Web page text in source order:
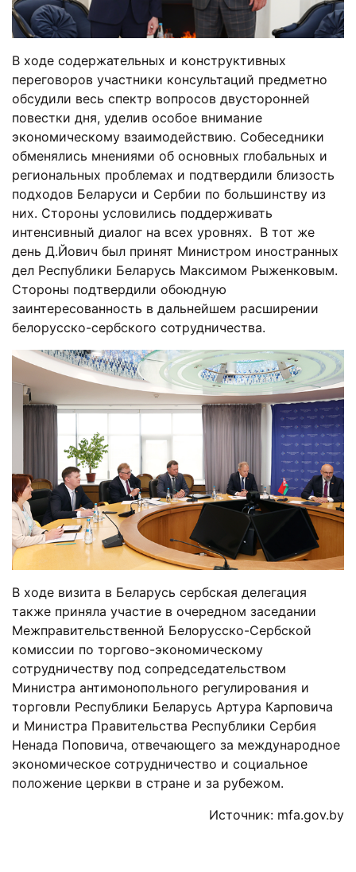
В ходе содержательных и конструктивных
переговоров участники консультаций предметно
обсудили весь спектр вопросов двусторонней
повестки дня, уделив особое внимание
экономическому взаимодействию. Собеседники
обменялись мнениями об основных глобальных и
региональных проблемах и подтвердили близость
подходов Беларуси и Сербии по большинству из
них. Стороны условились поддерживать
интенсивный диалог на всех уровнях. В тот же
день Д.Йович был принят Министром иностранных
дел Республики Беларусь Максимом Рыженковым.
Стороны подтвердили обоюдную
заинтересованность в дальнейшем расширении
белорусско-сербского сотрудничества.
В ходе визита в Беларусь сербская делегация
также приняла участие в очередном заседании
Межправительственной Белорусско-Сербской
комиссии по торгово-экономическому
сотрудничеству под сопредседательством
Министра антимонопольного регулирования и
торговли Республики Беларусь Артура Карповича
и Министра Правительства Республики Сербия
Ненада Поповича, отвечающего за международное
экономическое сотрудничество и социальное
положение церкви в стране и за рубежом.
Источник: mfa.gov.by